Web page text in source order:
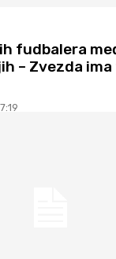
fudbalera
– Zvezda